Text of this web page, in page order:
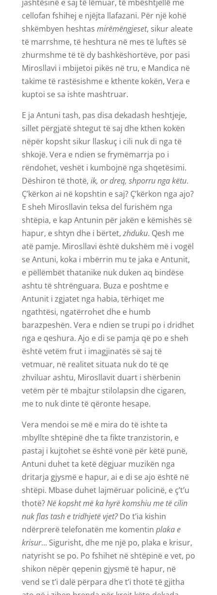
jashtësinë e saj të lëmuar, të mbështjellë me
cellofan fshihej e njëjta llafazani. Për një kohë
shkëmbyen heshtas mirëmëngjeset, sikur aleate
të marrshme, të heshtura në mes të luftës së
zhurmshme të të dy bashkëshortëve, por pasi
Mirosllavi i mbijetoi pikës në tru, e Mandica në
takime të rastësishme e kthente kokën, Vera e
kuptoi se sa ishte mashtruar.
E ja Antuni tash, pas disa dekadash heshtjeje,
sillet përgjatë shtegut të saj dhe kthen kokën
nëpër kopsht sikur llaskuç i cili nuk di nga të
shkojë. Vera e ndien se frymëmarrja po i
rëndohet, veshët i kumbojnë nga shqetësimi.
Dëshiron të thotë, ik, or dreq, shporru nga këtu.
Ç’kërkon ai në kopshtin e saj? Ç’kërkon nga ajo?
E sheh Mirosllavin teksa del furishëm nga
shtëpia, e kap Antunin për jakën e këmishës së
hapur, e shtyn dhe i bërtet, zhduku. Qesh me
atë pamje. Mirosllavi është dukshëm më i vogël
se Antuni, koka i mbërrin mu te jaka e Antunit,
e pëllëmbët thatanike nuk duken aq bindëse
ashtu të shtrënguara. Buza e poshtme e
Antunit i zgjatet nga habia, tërhiqet me
ngathtësi, ngatërrohet dhe e humb
barazpeshën. Vera e ndien se trupi po i dridhet
nga e qeshura. Ajo e di se pamja që po e sheh
është vetëm frut i imagjinatës së saj të
vetmuar, në realitet situata nuk do të qe
zhviluar ashtu, Mirosllavit duart i shërbenin
vetëm për të mbajtur stilolapsin dhe cigaren,
me to nuk dinte të qëronte hesape.
Vera mendoi se më e mira do të ishte ta
mbyllte shtëpinë dhe ta fikte tranzistorin, e
pastaj i kujtohet se është vonë për këtë punë,
Antuni duhet ta ketë dëgjuar muzikën nga
dritarja gjysmë e hapur, ai e di se ajo është në
shtëpi. Mbase duhet lajmëruar policinë, e ç’t’u
thotë?Në kopsht më ka hyrë komshiu me të cilin
nuk flas tash e tridhjetë vjet?Do t’ia kishin
ndërprerë telefonatën me komentin plaka e
krisur… Sigurisht, dhe me një po, plaka e krisur,
natyrisht se po. Po fshihet në shtëpinë e vet, po
shikon nëpër qepenin gjysmë të hapur, në
vend se t’i dalë përpara dhe t’i thotë të gjitha